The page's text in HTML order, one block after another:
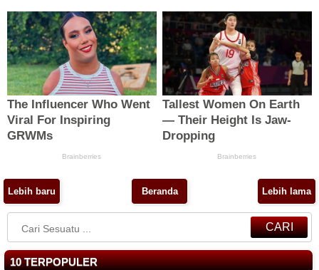
Lebih baru Lebih lama
Beranda
CARI
10 TERPOPULER